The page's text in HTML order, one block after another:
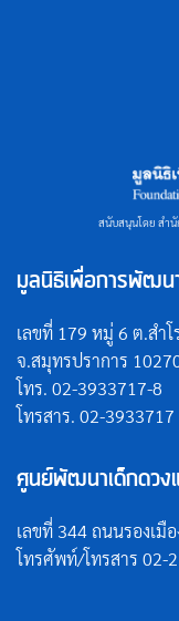
สนับสนุนโดย สำนั
มูลนิธิเพื่อการพัฒ
เลขที่ 179 หมู่ 6 ต.สำโ
จ.สมุทรปราการ
โทร. 02-3933717-8
โทรสาร. 02-
ศูนย์พัฒนาเด็กดวง
เลขที่ 344 ถนนรองเมื
โทรศัพท์/โทรสาร 02-